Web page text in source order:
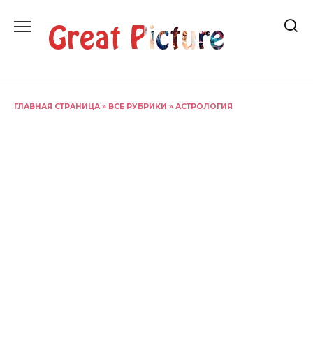
содержанию
ГЛАВНАЯ СТРАНИЦА » ВСЕ РУБРИКИ » АСТРОЛОГИЯ